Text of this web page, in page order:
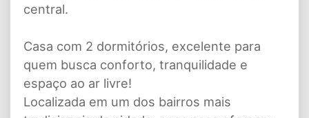
central.
Casa com 2 dormitórios, excelente para
quem busca conforto, tranquilidade e
espaço ao ar livre!
Localizada em um dos bairros mais